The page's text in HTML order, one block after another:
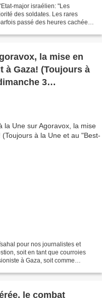
major israélien: "Les
des soldates. Les rares
passé des heures cachées
la mise en
à Gaza! (Toujours à
3
pour nos journalistes et
soit en tant que courroies
à Gaza, soit comme
le combat